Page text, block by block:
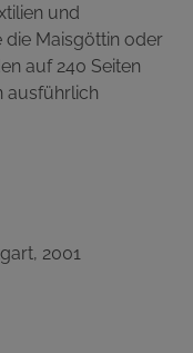
und
die Maisgöttin oder
auf 240 Seiten
ausführlich
2001